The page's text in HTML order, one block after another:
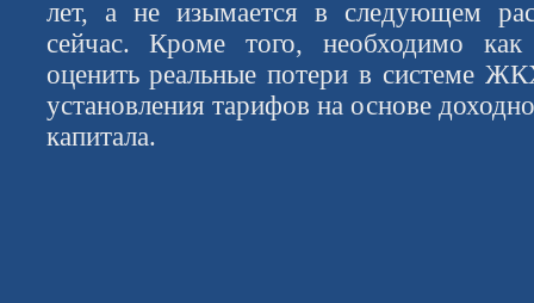
лет, а не изымается в следующем
сейчас. Кроме того, необходимо
оценить реальные потери в системе
установления тарифов на основе
капитала.